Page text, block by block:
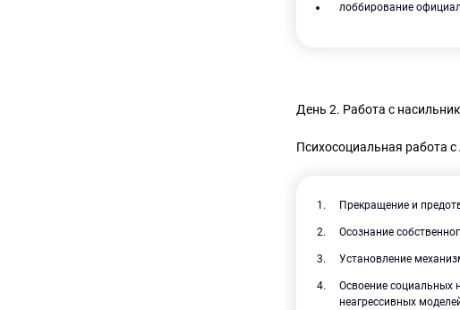
лоббирование
День 2. Работа с
Психосоциальная работа
Прекращение и
Осознание
Установление
Освоение социальных
неагрессивных